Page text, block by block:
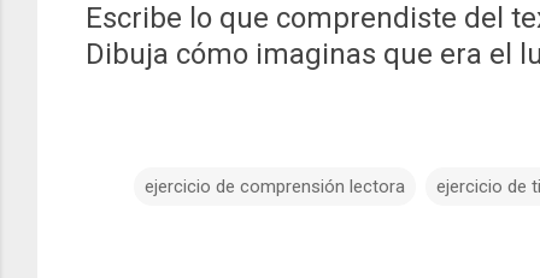
Escribe lo que comprendiste del
Dibuja cómo imaginas que era el
ejercicio de comprensión lectora ejercicio de